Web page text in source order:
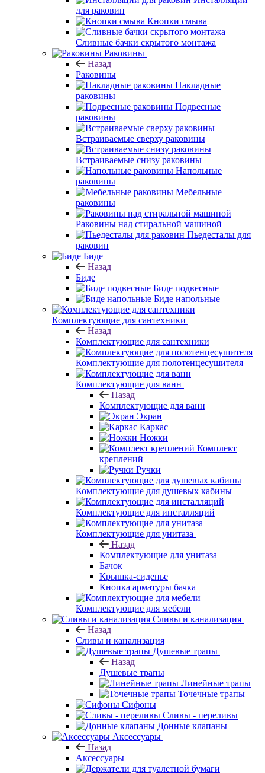
для раковин
Кнопки смыва
Сливные бачки скрытого монтажа
Раковины
Назад
Раковины
Накладные
раковины
Подвесные
раковины
Встраиваемые сверху раковины
Встраиваемые снизу раковины
Напольные
раковины
Мебельные
раковины
Раковины над стиральной машиной
Пьедесталы для
раковин
Биде
Назад
Биде
Биде подвесные
Биде напольные
Комплектующие для сантехники
Назад
Комплектующие для сантехники
Комплектующие для полотенцесушителя
Комплектующие для ванн
Назад
Комплектующие для ванн
Экран
Каркас
Ножки
Комплект
креплений
Ручки
Комплектующие для душевых кабины
Комплектующие для инсталляций
Комплектующие для унитаза
Назад
Комплектующие для унитаза
Бачок
Крышка-сиденье
Кнопка арматуры бачка
Комплектующие для мебели
Сливы и канализация
Назад
Сливы и канализация
Душевые трапы
Назад
Душевые трапы
Линейные трапы
Точечные трапы
Сифоны
Сливы - переливы
Донные клапаны
Аксессуары
Назад
Аксессуары